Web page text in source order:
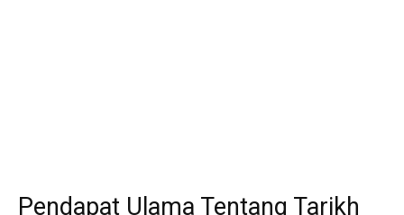
Pendapat Ulama Tentang Tarikh